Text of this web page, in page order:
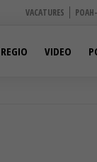
VACATURES
REGIO VIDEO